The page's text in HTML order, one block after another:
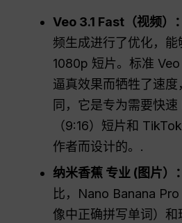
Veo 3.1 Fast（视频）：
频生成进行了优化，
1080p 短片。标准
逼真效果而牺牲了速度
同，它是专为需要快
（9:16）短片和
作者而设计的。.
纳米香蕉 专业 (图片）：
比，Nano Banana
像中正确拼写单词）